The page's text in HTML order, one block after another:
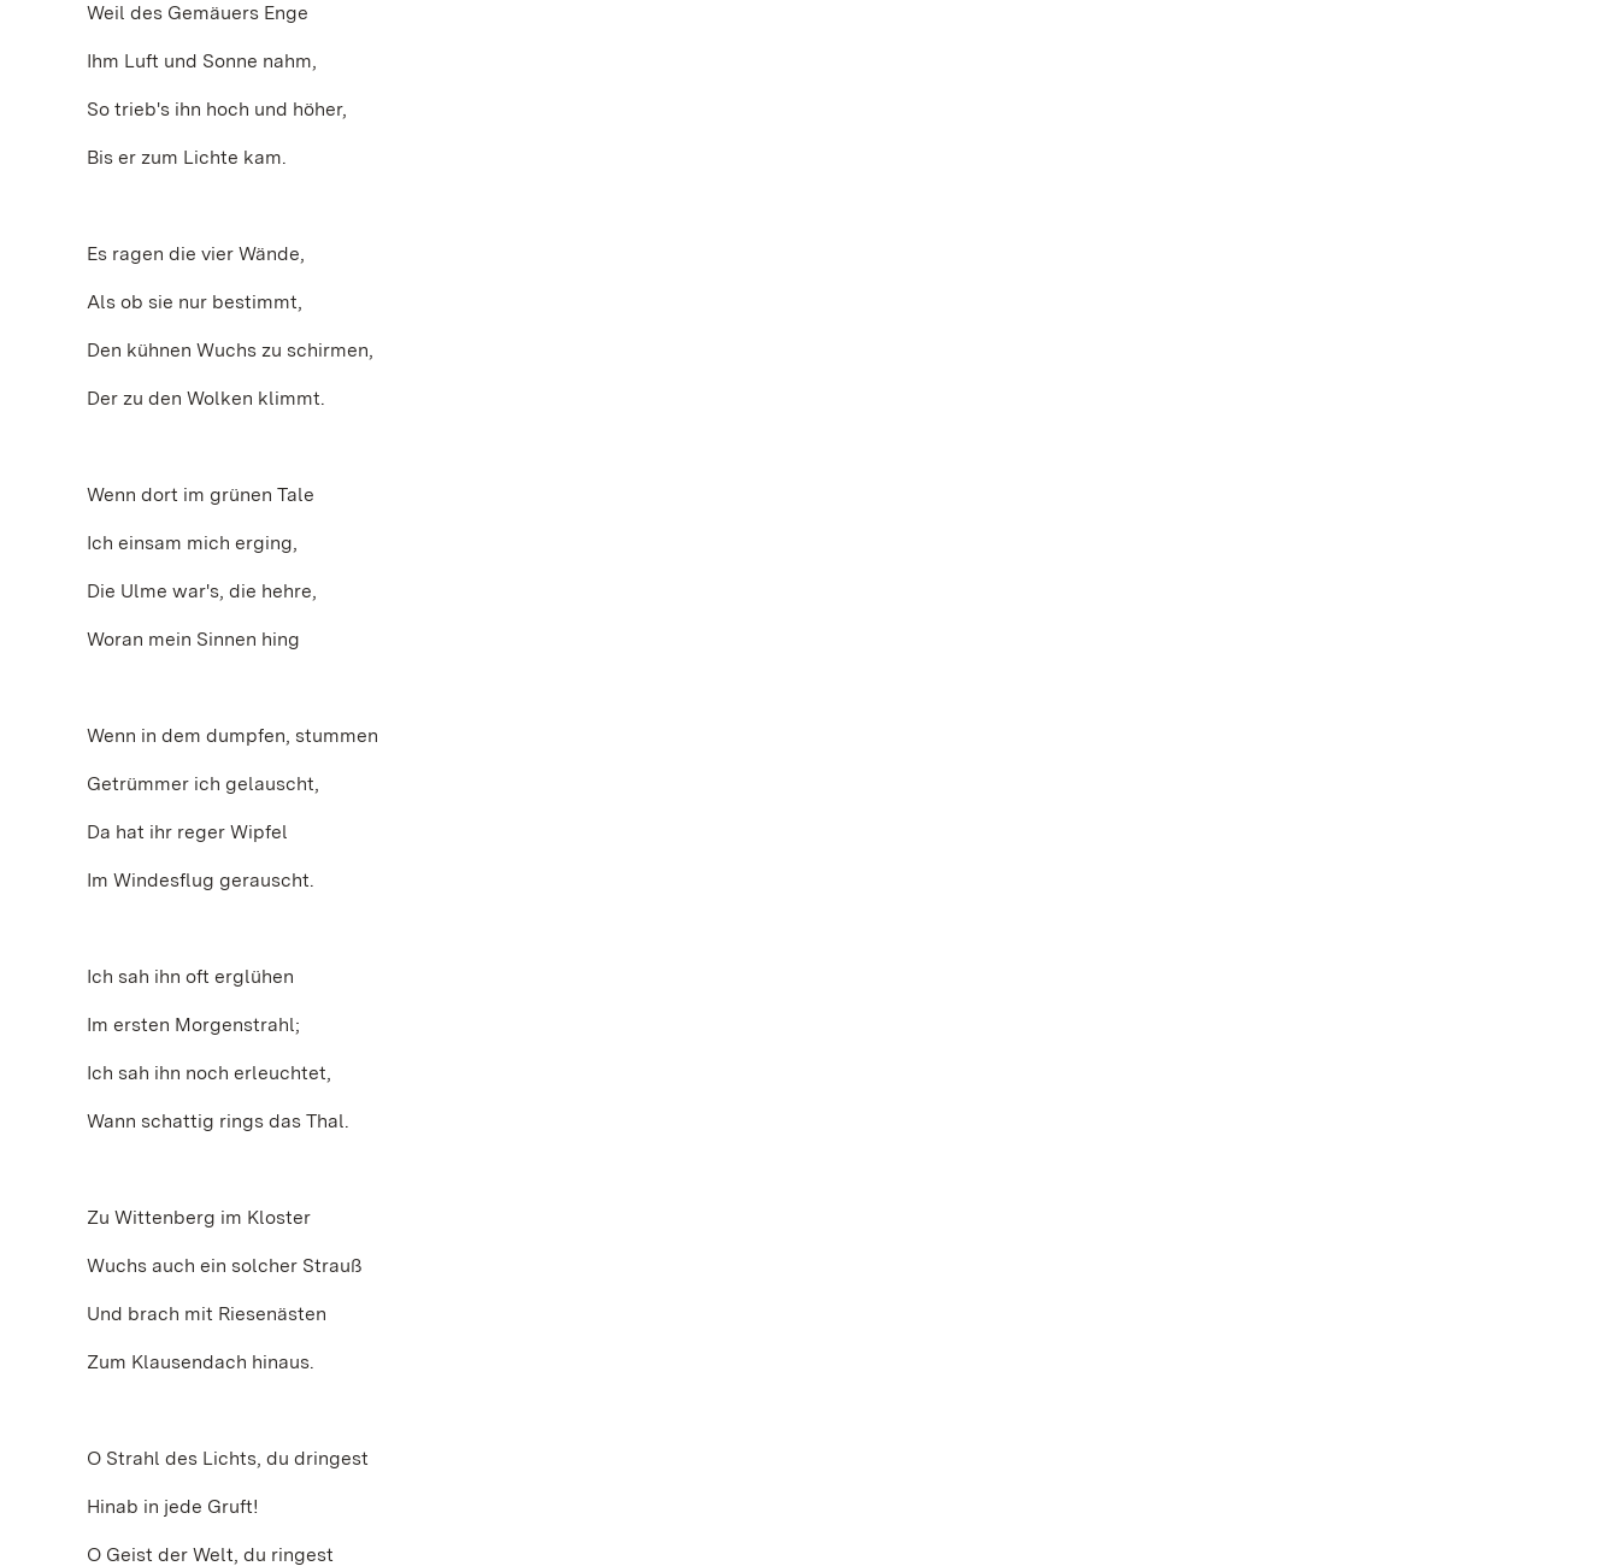
Weil des Gemäuers Enge
Ihm Luft und Sonne nahm,
So trieb's ihn hoch und höher,
Bis er zum Lichte kam.
Es ragen die vier Wände,
Als ob sie nur bestimmt,
Den kühnen Wuchs zu schirmen,
Der zu den Wolken klimmt.
Wenn dort im grünen Tale
Ich einsam mich erging,
Die Ulme war's, die hehre,
Woran mein Sinnen hing
Wenn in dem dumpfen, stummen
Getrümmer ich gelauscht,
Da hat ihr reger Wipfel
Im Windesflug gerauscht.
Ich sah ihn oft erglühen
Im ersten Morgenstrahl;
Ich sah ihn noch erleuchtet,
Wann schattig rings das Thal.
Zu Wittenberg im Kloster
Wuchs auch ein solcher Strauß
Und brach mit Riesenästen
Zum Klausendach hinaus.
O Strahl des Lichts, du dringest
Hinab in jede Gruft!
O Geist der Welt, du ringest